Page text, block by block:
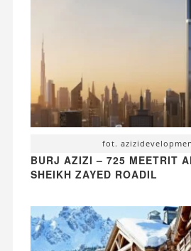
fot.
BURJ AZIZI – 725 MEETRIT
SHEIKH ZAYED ROADIL